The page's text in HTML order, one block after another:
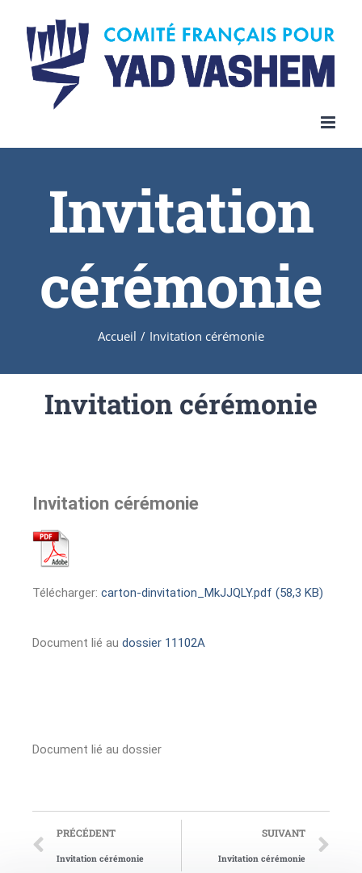
Invitation
cérémonie
Accueil / Invitation cérémonie
Invitation cérémonie
Invitation cérémonie
Télécharger: carton-dinvitation_MkJJQLY.pdf (58,3 KB)
Document lié au dossier 11102A
Document lié au dossier
PRÉCÉDENT
Invitation cérémonie
SUIVANT
Invitation cérémonie